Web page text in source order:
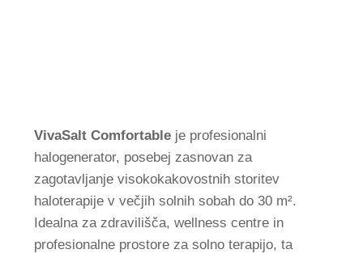
NL
RU
VivaSalt Comfortable je profesionalni
halogenerator, posebej zasnovan za
zagotavljanje visokokakovostnih storitev
haloterapije v večjih solnih sobah do 30 m².
Idealna za zdravilišča, wellness centre in
profesionalne prostore za solno terapijo, ta